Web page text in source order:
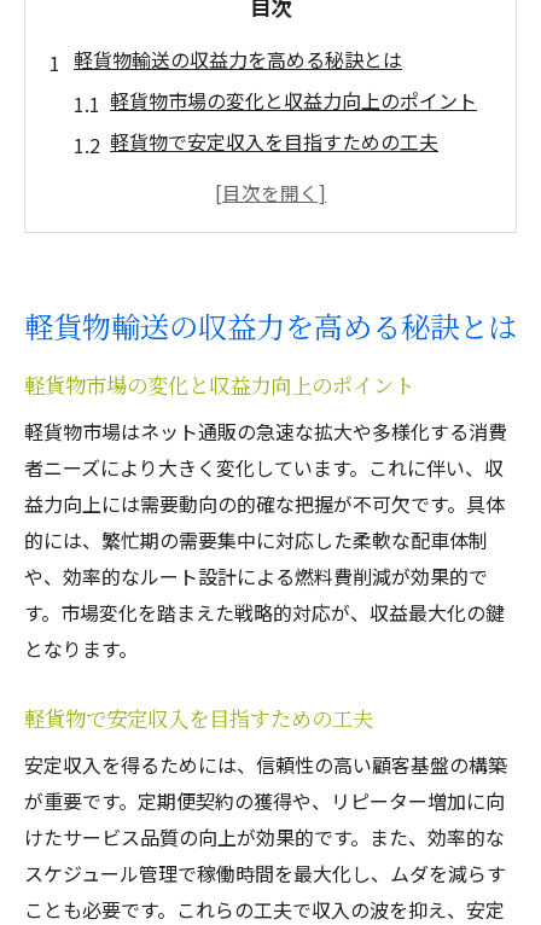
目次
軽貨物輸送の収益力を高める秘訣とは
軽貨物市場の変化と収益力向上のポイント
軽貨物で安定収入を目指すための工夫
軽貨物輸送業で利益を最大化する戦略
軽貨物運送業で成功するための基礎知識
個人事業主が軽貨物で成功する方法
個人事業主の軽貨物開業ポイントと注意点
軽貨物を活かした独立経営で安定収入を得
る
軽貨物運送業における仕事獲得のコツ
軽貨物で成功する個人事業主の共通点
軽貨物運送を始める際の重要な心構え
軽貨物運送業で効率よく稼ぐ実践ノウハウ
軽貨物輸送で経費削減と効率化を両立する
軽貨物運送の業務効率アップ実践テクニッ
ク
軽貨物を使った配達ルート最適化のコツ
軽貨物で収益を伸ばす運行管理の工夫
軽貨物輸送の収益力を高める秘訣とは
軽貨物市場の変化と収益力向上のポイント
軽貨物市場はネット通販の急速な拡大や多様化する消費
者ニーズにより大きく変化しています。これに伴い、収
益力向上には需要動向の的確な把握が不可欠です。具体
的には、繁忙期の需要集中に対応した柔軟な配車体制
や、効率的なルート設計による燃料費削減が効果的で
す。市場変化を踏まえた戦略的対応が、収益最大化の鍵
となります。
軽貨物で安定収入を目指すための工夫
安定収入を得るためには、信頼性の高い顧客基盤の構築
が重要です。定期便契約の獲得や、リピーター増加に向
けたサービス品質の向上が効果的です。また、効率的な
スケジュール管理で稼働時間を最大化し、ムダを減らす
ことも必要です。これらの工夫で収入の波を抑え、安定